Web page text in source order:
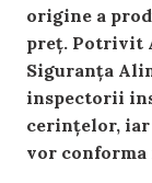
origine a
preț. Potrivit
Siguranța
inspectorii
cerințelor, iar
vor